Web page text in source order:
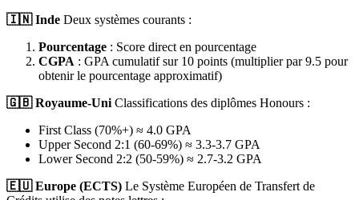
🇮🇳 Inde Deux systèmes courants :
Pourcentage : Score direct en pourcentage
CGPA : GPA cumulatif sur 10 points (multiplier par 9.5 pour
obtenir le pourcentage approximatif)
🇬🇧 Royaume-Uni Classifications des diplômes Honours :
First Class (70%+) ≈ 4.0 GPA
Upper Second 2:1 (60-69%) ≈ 3.3-3.7 GPA
Lower Second 2:2 (50-59%) ≈ 2.7-3.2 GPA
🇪🇺 Europe (ECTS) Le Système Européen de Transfert de